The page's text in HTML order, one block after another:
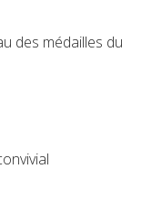
des médailles du